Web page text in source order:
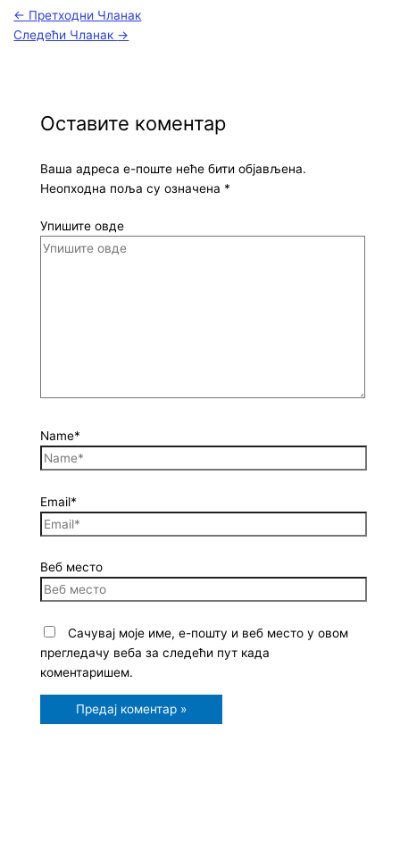
← Претходни Чланак
Следећи Чланак →
Оставите коментар
Ваша адреса е-поште неће бити објављена.
Неопходна поља су означена *
Упишите овде
Name*
Email*
Веб место
Сачувај моје име, е-пошту и веб место у овом
прегледачу веба за следећи пут када
коментаришем.